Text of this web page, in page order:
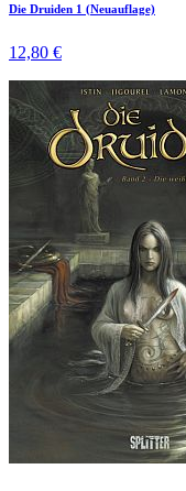
Die Druiden 1 (Neuauflage)
12,80 €